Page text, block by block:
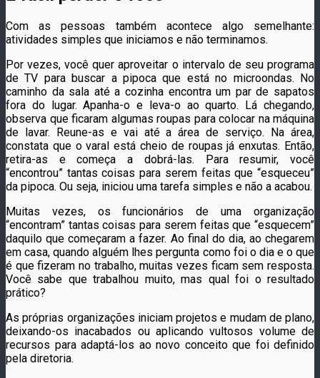
Com as pessoas também acontece algo semelhante:
atividades simples que iniciamos e não terminamos.
Por vezes, você quer aproveitar o intervalo de seu programa
de TV para buscar a pipoca que está no microondas. No
caminho da sala até a cozinha encontra um par de sapatos
fora do lugar. Apanha-o e leva-o ao quarto. Lá chegando,
observa que ficaram algumas roupas para colocar na máquina
de lavar. Reune-as e vai até a área de serviço. Na área,
constata que o varal está cheio de roupas já enxutas. Então,
retira-as e começa a dobrá-las. Para resumir, você
“encontrou” tantas coisas para serem feitas que “esqueceu”
da pipoca. Ou seja, iniciou uma tarefa simples e não a acabou.
Muitas vezes, os funcionários de uma organização
“encontram” tantas coisas para serem feitas que “esquecem”
daquilo que começaram a fazer. Ao final do dia, ao chegarem
em casa, quando alguém lhes pergunta como foi o dia e o que
é que fizeram no trabalho, muitas vezes ficam sem resposta.
Você sabe que trabalhou muito, mas qual foi o resultado
prático?
As próprias organizações iniciam projetos e mudam de plano,
deixando-os inacabados ou aplicando vultosos volume de
recursos para adaptá-los ao novo conceito que foi definido
pela diretoria.